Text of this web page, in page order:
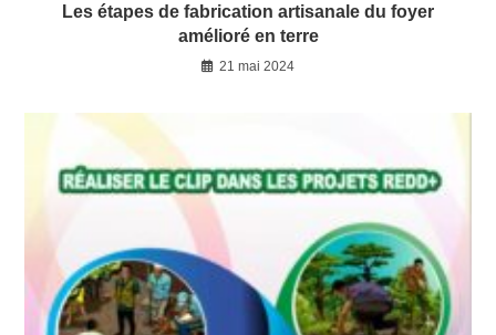
Les étapes de fabrication artisanale du foyer
amélioré en terre
21 mai 2024